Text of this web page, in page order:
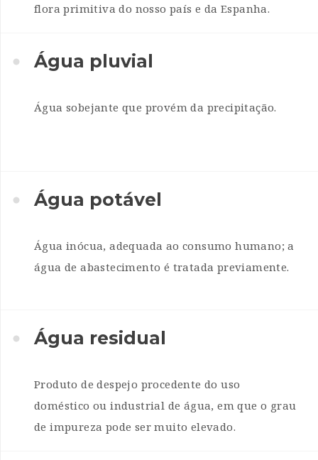
flora primitiva do nosso país e da Espanha.
Água pluvial
Água sobejante que provém da precipitação.
Água potável
Água inócua, adequada ao consumo humano; a
água de abastecimento é tratada previamente.
Água residual
Produto de despejo procedente do uso
doméstico ou industrial de água, em que o grau
de impureza pode ser muito elevado.